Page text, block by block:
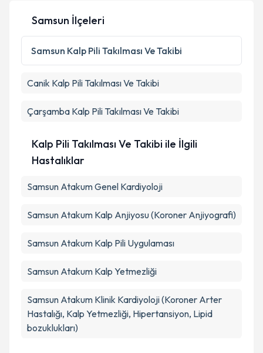
Kişisel verilerimin işlenmesine ilişkin
Metni'ni okudum ve kişisel verilerimin belirtilen
kapsamda işlenmesini kabul ediyorum.
Samsun İlçeleri
Samsun Kalp Pili Takılması Ve Takibi
Canik Kalp Pili Takılması Ve Takibi
Çarşamba Kalp Pili Takılması Ve Takibi
Kalp Pili Takılması Ve Takibi ile İlgili
Hastalıklar
Samsun Atakum Genel Kardiyoloji
Samsun Atakum Kalp Anjiyosu (Koroner Anjiyografi)
Samsun Atakum Kalp Pili Uygulaması
Samsun Atakum Kalp Yetmezliği
Samsun Atakum Klinik Kardiyoloji (Koroner Arter
Hastalığı, Kalp Yetmezliği, Hipertansiyon, Lipid
bozuklukları)